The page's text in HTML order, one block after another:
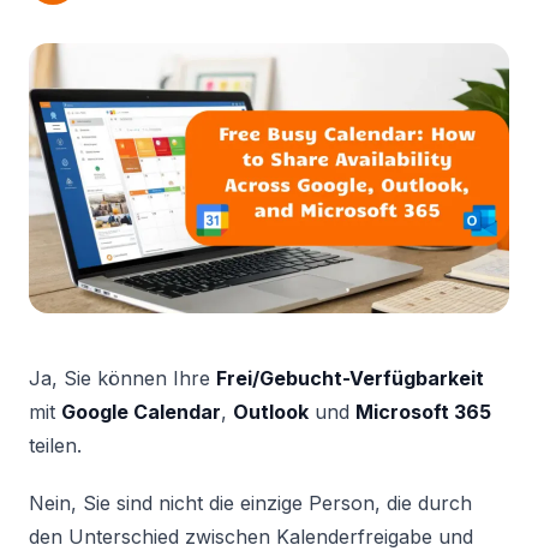
Ja, Sie können Ihre Frei/Gebucht-Verfügbarkeit
mit Google Calendar, Outlook und Microsoft 365
teilen.
Nein, Sie sind nicht die einzige Person, die durch
den Unterschied zwischen Kalenderfreigabe und